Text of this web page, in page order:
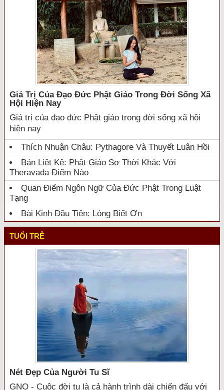
Giá Trị Của Đạo Đức Phật Giáo Trong Đời Sống Xã
Hội Hiện Nay
Giá trị của đạo đức Phật giáo trong đời sống xã hội
hiện nay
Thích Nhuận Châu: Pythagore Và Thuyết Luân Hồi
Bản Liệt Kê: Phật Giáo Sơ Thời Khác Với
Theravada Điểm Nào
Quan Điểm Ngôn Ngữ Của Đức Phật Trong Luật
Tạng
Bài Kinh Đầu Tiên: Lòng Biết Ơn
TUỔI TRẺ
Nét Đẹp Của Người Tu Sĩ
GNO - Cuộc đời tu là cả hành trình dài chiến đấu với